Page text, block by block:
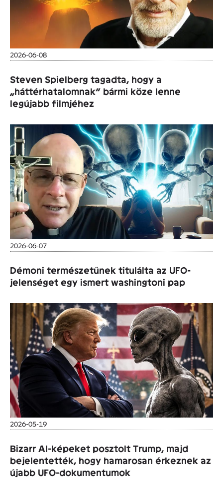
2026-06-08
Steven Spielberg tagadta, hogy a
„háttérhatalomnak” bármi köze lenne
legújabb filmjéhez
2026-06-07
Démoni természetűnek titulálta az UFO-
jelenséget egy ismert washingtoni pap
2026-05-19
Bizarr AI-képeket posztolt Trump, majd
bejelentették, hogy hamarosan érkeznek az
újabb UFO-dokumentumok